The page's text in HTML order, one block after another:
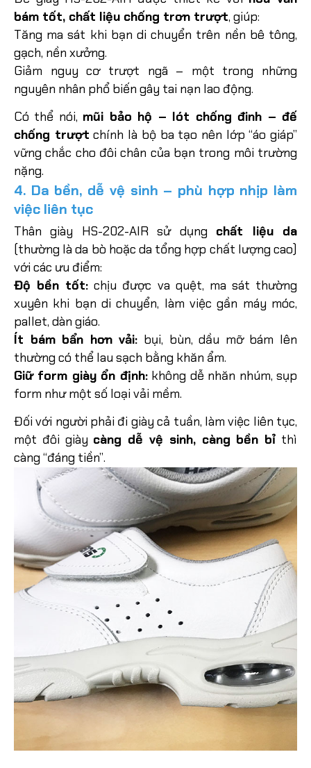
bám tốt, chất liệu chống trơn trượt, giúp:
Tăng ma sát khi bạn di chuyển trên nền bê tông,
gạch, nền xưởng.
Giảm nguy cơ trượt ngã – một trong những
nguyên nhân phổ biến gây tai nạn lao động.
Có thể nói, mũi bảo hộ – lót chống đinh – đế
chống trượt chính là bộ ba tạo nên lớp “áo giáp”
vững chắc cho đôi chân của bạn trong môi trường
nặng.
4. Da bền, dễ vệ sinh – phù hợp nhịp làm
việc liên tục
Thân giày HS-202-AIR sử dụng chất liệu da
(thường là da bò hoặc da tổng hợp chất lượng cao)
với các ưu điểm:
Độ bền tốt: chịu được va quệt, ma sát thường
xuyên khi bạn di chuyển, làm việc gần máy móc,
pallet, dàn giáo.
Ít bám bẩn hơn vải: bụi, bùn, dầu mỡ bám lên
thường có thể lau sạch bằng khăn ẩm.
Giữ form giày ổn định:không dễ nhăn nhúm, sụp
form như một số loại vải mềm.
Đối với người phải đi giày cả tuần, làm việc liên tục,
một đôi giày càng dễ vệ sinh, càng bền bỉ thì
càng “đáng tiền”.